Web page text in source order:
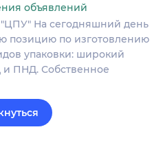
объявлений
На сегодняшний день
позицию по изготовлению
упаковки: широкий
и ПНД. Собственное